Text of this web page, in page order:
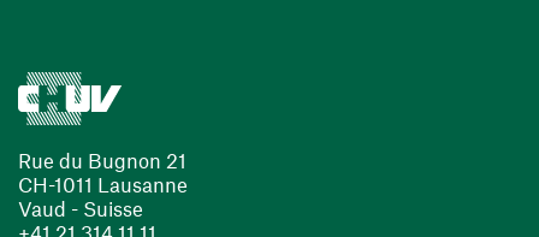
Rue du Bugnon 21
CH-1011 Lausanne
Vaud - Suisse
+41 21 314 11 11